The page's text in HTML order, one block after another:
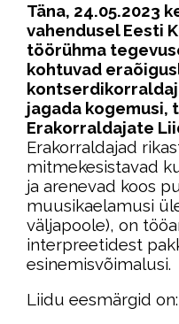
Täna, 24.05.2023
vahendusel Eesti
töörühma
kohtuvad
jagada kogemusi,
Erakorraldajate
Erakorraldajad
mitmekesistavad
ja arenevad koos
muusikaelamusi
väljapoole), on
interpreetidest
esinemisvõimalusi.
Liidu eesmärgid on: